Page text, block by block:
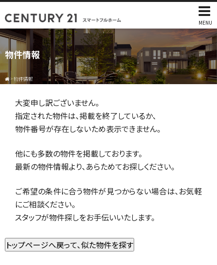
MENU
物件情報
>物件情報
大変申し訳ございません。
指定された物件は、掲載を終了しているか、
物件番号が存在しないため表示できません。
他にも多数の物件を掲載しております。
最新の物件情報より、あらためてお探しください。
ご希望の条件に合う物件が見つからない場合は、お気軽
にご相談ください。
スタッフが物件探しをお手伝いいたします。